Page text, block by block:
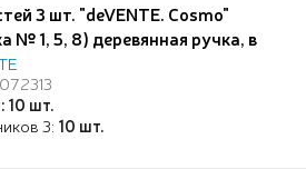
3 шт. "deVENTE. Cosmo"
№ 1, 5, 8) деревянная ручка, в
блистере
10 шт.
3: 10 шт.